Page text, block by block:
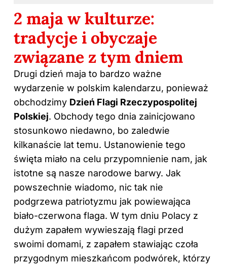
2 maja w kulturze:
tradycje i obyczaje
związane z tym dniem
Drugi dzień maja to bardzo ważne
wydarzenie w polskim kalendarzu, ponieważ
obchodzimy Dzień Flagi Rzeczypospolitej
Polskiej. Obchody tego dnia zainicjowano
stosunkowo niedawno, bo zaledwie
kilkanaście lat temu. Ustanowienie tego
święta miało na celu przypomnienie nam, jak
istotne są nasze narodowe barwy. Jak
powszechnie wiadomo, nic tak nie
podgrzewa patriotyzmu jak powiewająca
biało-czerwona flaga. W tym dniu Polacy z
dużym zapałem wywieszają flagi przed
swoimi domami, z zapałem stawiając czoła
przygodnym mieszkańcom podwórek, którzy